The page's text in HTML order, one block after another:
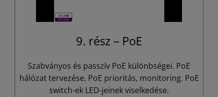
9. rész – PoE
Szabványos és passzív PoE különbségei. PoE
hálózat tervezése. PoE prioritás, monitoring. PoE
switch-ek LED-jeinek viselkedése.